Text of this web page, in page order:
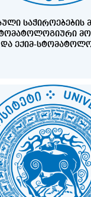
ᲡᲐᲭᲘᲠᲝᲔᲑᲔᲑᲘᲡ
ᲔᲥᲘᲛ-